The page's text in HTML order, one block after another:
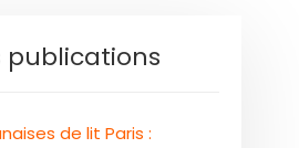
publications
de lit Paris :